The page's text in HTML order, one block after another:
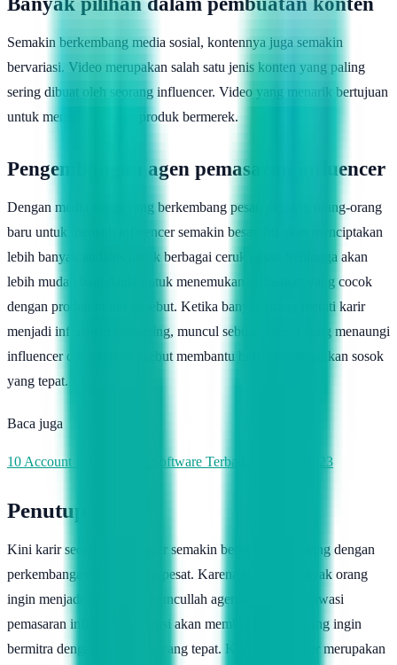
Semakin berkembang media sosial, kontennya juga semakin
bervariasi. Video merupakan salah satu jenis konten yang paling
sering dibuat oleh seorang influencer. Video yang menarik bertujuan
untuk mempromosikan produk bermerek.
Pengembangan agen pemasaran influencer
Dengan media sosial yang berkembang pesat, peluang orang-orang
baru untuk menjadi influencer semakin besar. Ini akan menciptakan
lebih banyak audiens untuk berbagai ceruk pasar. Sehingga akan
lebih mudah bagi Anda untuk menemukan influencer yang cocok
dengan produk brand tersebut. Ketika banyak orang meniti karir
menjadi influencer marketing, muncul sebuah agensi yang menaungi
influencer dan agensi tersebut membantu brand mendapatkan sosok
yang tepat.
Baca juga
10 Account Management Software Terbaik di Tahun 2023
Penutup
Kini karir seorang influencer semakin berkembang seiring dengan
perkembangan digital yang pesat. Karena semakin banyak orang
ingin menjadi influencer, muncullah agensi yang mengawasi
pemasaran influencer. Agensi akan membantu brand yang ingin
bermitra dengan influencer yang tepat. Karier influencer merupakan